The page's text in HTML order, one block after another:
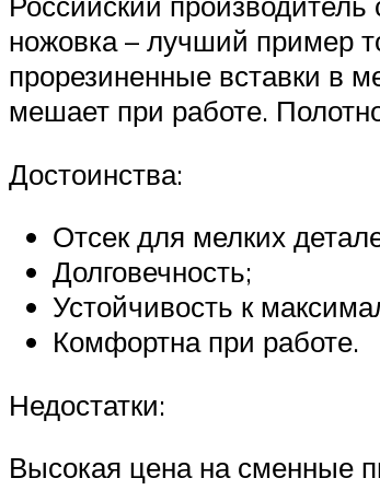
ножовка – лучший пример
прорезиненные вставки в
мешает при работе.
Достоинства:
Отсек для мелких
Долговечность;
Устойчивость к
Комфортна при работе.
Недостатки:
Высокая цена на сменные